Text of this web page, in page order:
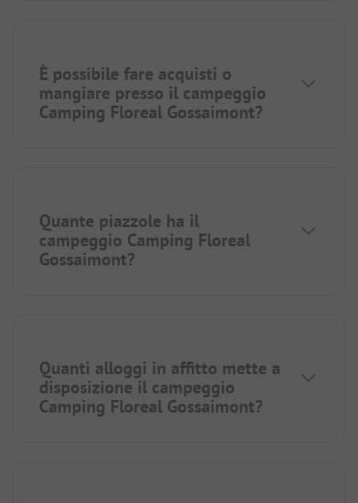
È possibile fare acquisti o
mangiare presso il campeggio
Camping Floreal Gossaimont?
Quante piazzole ha il
campeggio Camping Floreal
Gossaimont?
Quanti alloggi in affitto mette a
disposizione il campeggio
Camping Floreal Gossaimont?